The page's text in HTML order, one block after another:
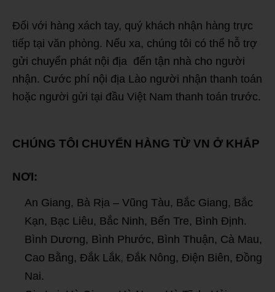
Đối với hàng xách tay, quý khách nhận hàng trực
tiếp tại văn phòng. Nếu xa, chúng tôi có thể hỗ trợ
gửi chuyển phát nội địa đến tận nhà cho người
nhận. Cước phí nội địa Lào người nhận thanh toán
hoặc người gửi tại đầu Việt Nam thanh toán trước.
CHÚNG TÔI CHUYỂN HÀNG TỪ VN Ở KHẮP
NƠI:
An Giang, Bà Rịa – Vũng Tàu, Bắc Giang, Bắc
Kạn, Bạc Liêu, Bắc Ninh, Bến Tre, Bình Định.
Bình Dương, Bình Phước, Bình Thuận, Cà Mau,
Cao Bằng, Đắk Lắk, Đắk Nông, Điện Biên, Đồng
Nai.